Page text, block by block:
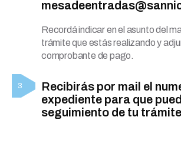
Recordá indicar en el asunto del
trámite que estás realizando y
comprobante de pago.
Recibirás por mail el
expediente para que
seguimiento de tu